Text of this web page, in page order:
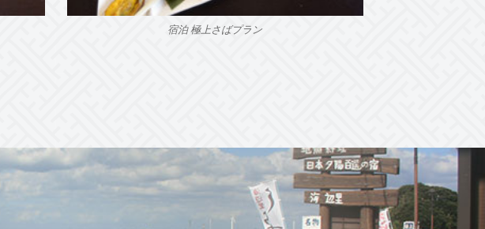
宿泊 極上さばプラン